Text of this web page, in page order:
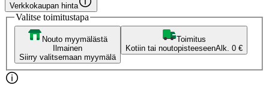
Verkkokaupan hinta
Valitse toimitustapa
Nouto myymälästä
Ilmainen
Siirry valitsemaan myymälä
Toimitus
Kotiin tai noutopisteeseenAlk. 0 €